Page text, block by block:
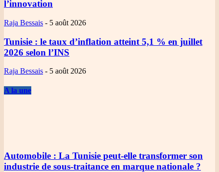
l’innovation
Raja Bessais - 5 août 2026
Tunisie : le taux d’inflation atteint 5,1 % en juillet
2026 selon l’INS
Raja Bessais - 5 août 2026
A la une
Automobile : La Tunisie peut-elle transformer son
industrie de sous-traitance en marque nationale ?